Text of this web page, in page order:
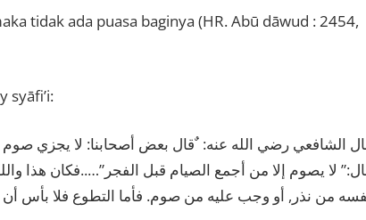
tidak ada puasa baginya (HR. Abū dāwud : 2454,
syāfi’i:
الشافعي رضي الله عنه: ٌقال بعض أصحابنا: لا يجزي صوم
لا يصوم إلا من أجمع الصيام قبل الفجر”…..فكان
من نذر, أو وجب عليه من صوم. فأما التطوع فلا بأس